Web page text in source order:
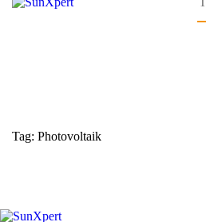
Tag: Photovoltaik